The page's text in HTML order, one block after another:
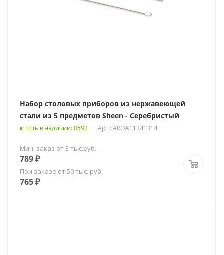
Набор столовых приборов из нержавеющей
стали из 5 предметов Sheen - Серебристый
Есть в наличии: 8592 Арт.: AROA11341314
Мин. заказ от 3 тыс.руб..
789₽
При заказе от 50 тыс. руб.
765₽